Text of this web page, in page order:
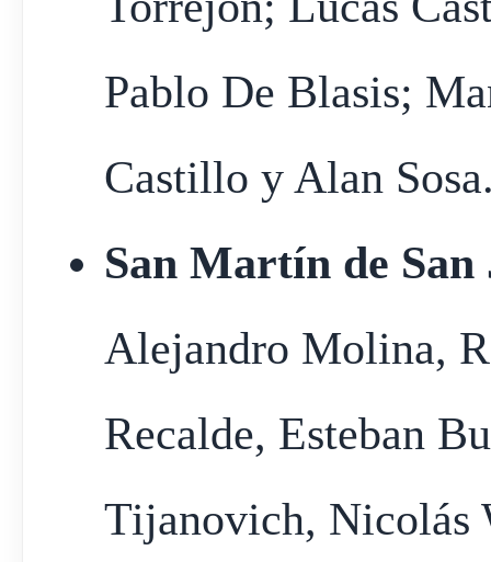
Pablo De Blasis;
Castillo y Alan
San Martín de
Alejandro Molina,
Recalde, Esteban
Tijanovich, Nicolás